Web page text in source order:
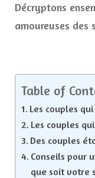
Décryptons
amoureuses des
Table of
Les couples
Les couples
Des couples
Conseils pour
que soit votre